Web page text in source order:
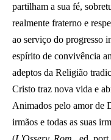
partilham a sua fé,
realmente fraterno e
ao serviço do progresso
espírito de convivência
adeptos da Religião
Cristo traz nova vida e
Animados pelo amor de
irmãos e todas as suas